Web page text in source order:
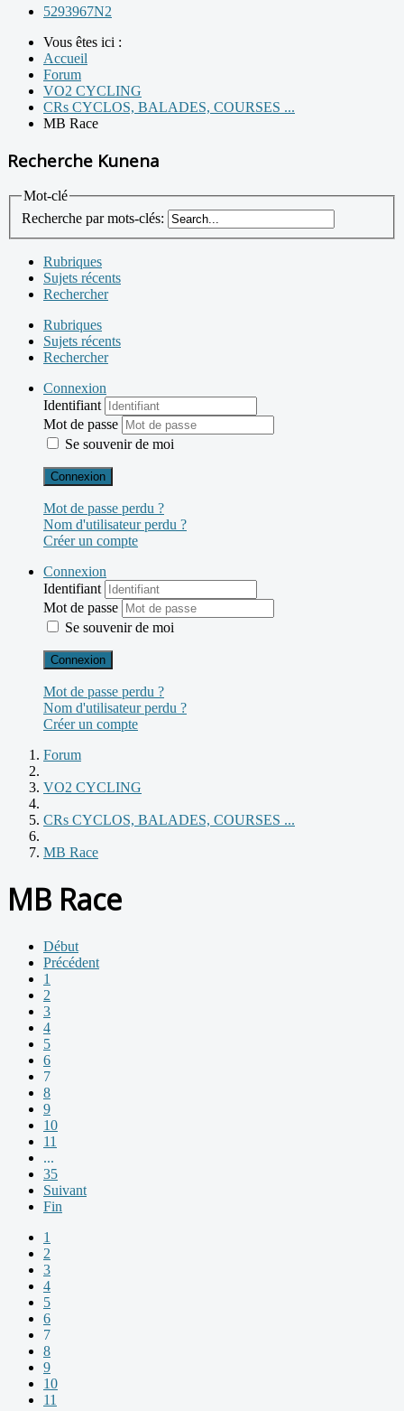
5293967N2
Vous êtes ici :
Accueil
Forum
VO2 CYCLING
CRs CYCLOS, BALADES, COURSES ...
MB Race
Recherche Kunena
Mot-clé
Recherche par mots-clés:
Rubriques
Sujets récents
Rechercher
Rubriques
Sujets récents
Rechercher
Connexion
Identifiant
Mot de passe
Se souvenir de moi
Connexion
Mot de passe perdu ?
Nom d'utilisateur perdu ?
Créer un compte
Connexion
Identifiant
Mot de passe
Se souvenir de moi
Connexion
Mot de passe perdu ?
Nom d'utilisateur perdu ?
Créer un compte
Forum
VO2 CYCLING
CRs CYCLOS, BALADES, COURSES ...
MB Race
MB Race
Début
Précédent
1
2
3
4
5
6
7
8
9
10
11
...
35
Suivant
Fin
1
2
3
4
5
6
7
8
9
10
11